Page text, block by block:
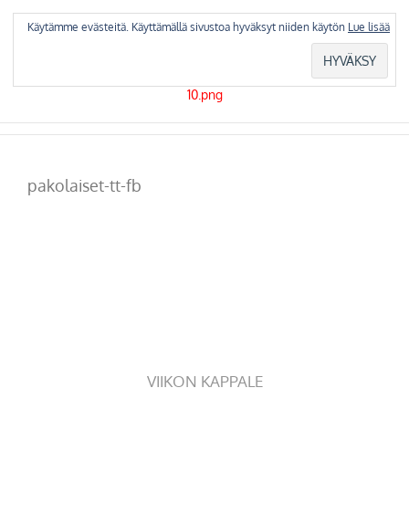
pakolaiset-tt-fb
VIIKON KAPPALE
Käytämme evästeitä. Käyttämällä sivustoa hyväksyt niiden käytön Lue lisää